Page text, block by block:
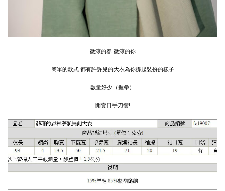
微涼的春 微涼的你
簡單的款式 都有許許兒的大衣為你撐起裝扮的樣子
數量好少（握拳）
開賣日手刀衝!